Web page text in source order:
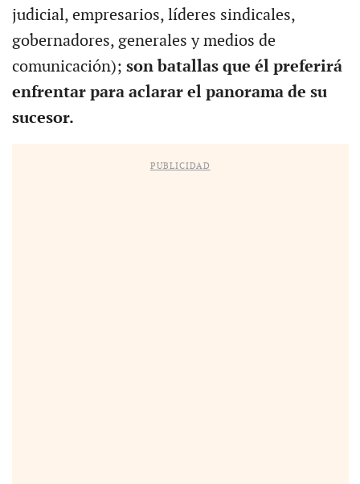
judicial, empresarios, líderes sindicales,
gobernadores, generales y medios de
comunicación); son batallas que él preferirá
enfrentar para aclarar el panorama de su
sucesor.
PUBLICIDAD